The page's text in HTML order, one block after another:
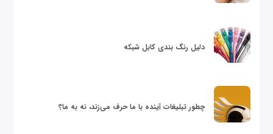
دلیل رنگ بندی کابل شبکه
چطور تبلیغات آینده با ما حرف می‌زند، نه به ما؟